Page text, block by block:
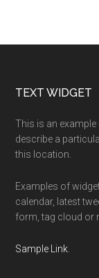
Footer
TEXT WIDGET
This is an
describe a
this location.
Examples of
calendar, latest
form, tag cloud or
Sample Link